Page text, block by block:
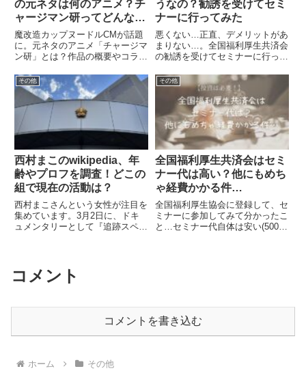
の元ネタは何のアニメ？チ
ャージマン研ってどんな作
品？
魔改造カップヌードルCMが話題
に。元ネタのアニメ「チャージマ
ン研」とは？作品の概要やコラボ
す。
うなの？勧誘を受けてセミ
ナーに行ってみた
悪くない…正直、デメリットがあ
まりない…。全国福利厚生共済会
の勧誘を受けてセミナーに行って
えば、日本では嫌われる「ネット
ワークビジネス」と言う部分だけ
であろう…。ネットワークビジネ
スに、悪いイメージを持ってい
て...
その他
西村まこのwikipedia、年
齢やプロフを調査！どこの
組で現在の活動は？
西村まこさんという女性が注目を
集めています。3月2日に、ドキ
ュメンタリーとして『追跡スペシ
たい西村まこさんとはどんな人物
なのかまとめていきます。...
その他
全国福利厚生共済会はセミ
ナー代は高い？他にもめち
ゃ経費かかる件…
全国福利厚生協会に登録して、セ
ミナーに参加してみて分かったこ
と…セミナー代自体は安い(500
コメント
コメントを書き込む
ホーム その他